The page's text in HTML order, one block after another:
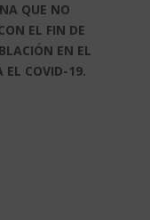
QUE NO
EL FIN DE
EN EL
EL COVID-19.